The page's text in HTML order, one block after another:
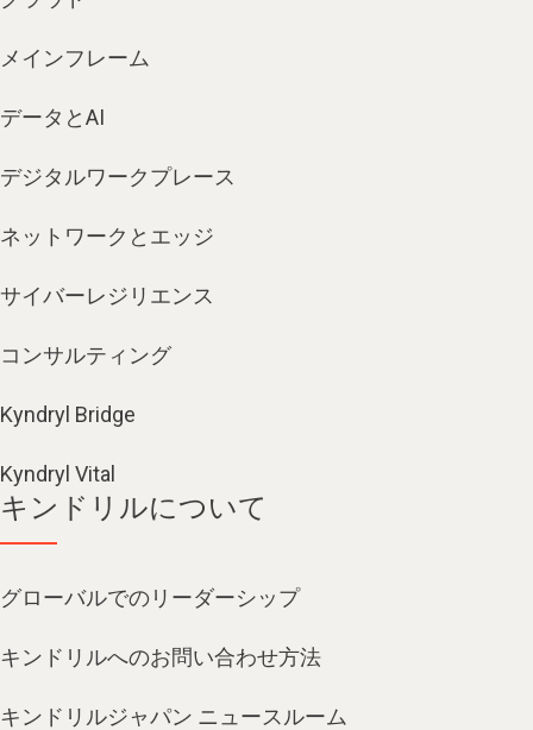
メインフレーム
データとAI
デジタルワークプレース
ネットワークとエッジ
サイバーレジリエンス
コンサルティング
Kyndryl Bridge
Kyndryl Vital
キンドリルについて
グローバルでのリーダーシップ
キンドリルへのお問い合わせ方法
キンドリルジャパン ニュースルーム